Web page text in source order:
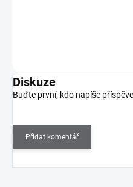
Diskuze
Buďte první, kdo napíše
Přidat komentář